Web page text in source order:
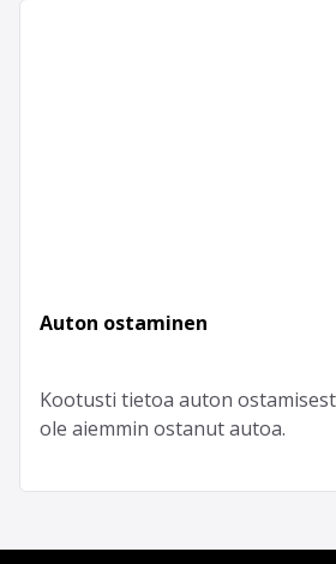
Auton ostaminen
Kootusti tietoa auton
ole aiemmin ostanut autoa.